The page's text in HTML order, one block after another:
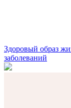
Здоровый образ
заболеваний